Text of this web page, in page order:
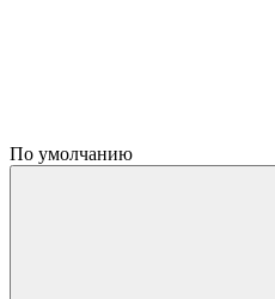
По умолчанию